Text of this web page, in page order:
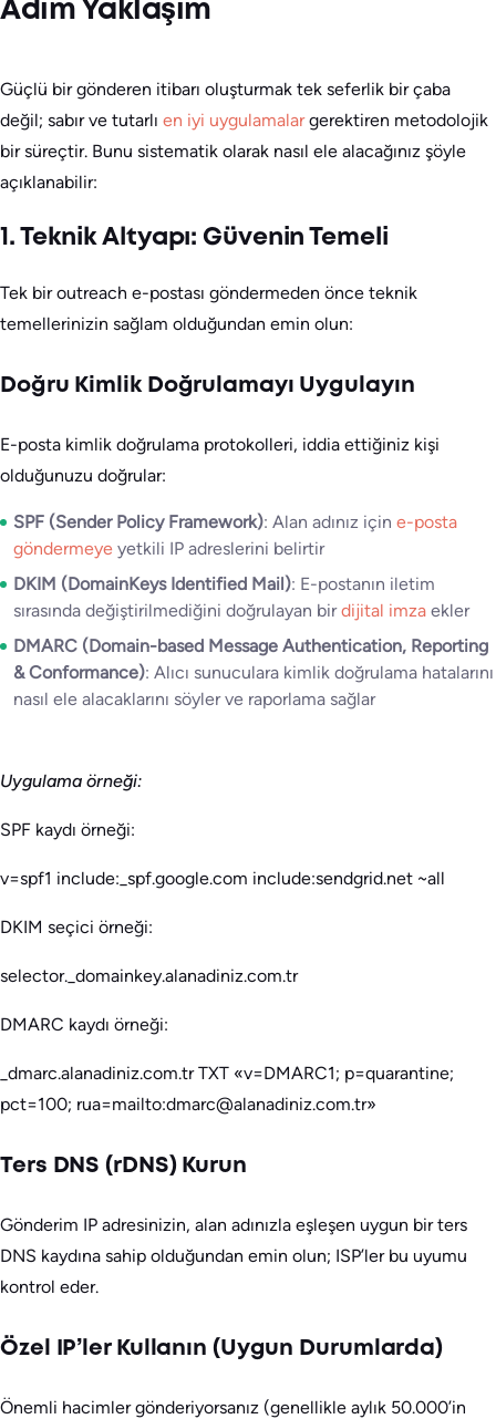
Adım Yaklaşım
Güçlü bir gönderen itibarı oluşturmak tek seferlik bir çaba
değil; sabır ve tutarlı en iyi uygulamalargerektiren metodolojik
bir süreçtir. Bunu sistematik olarak nasıl ele alacağınız şöyle
açıklanabilir:
1. Teknik Altyapı: Güvenin Temeli
Tek bir outreach e-postası göndermeden önce teknik
temellerinizin sağlam olduğundan emin olun:
Doğru Kimlik Doğrulamayı Uygulayın
E-posta kimlik doğrulama protokolleri, iddia ettiğiniz kişi
olduğunuzu doğrular:
SPF (Sender Policy Framework): Alan adınız için e-posta
göndermeye yetkili IP adreslerini belirtir
DKIM (DomainKeys Identified Mail): E-postanın iletim
sırasında değiştirilmediğini doğrulayan birdijital imza ekler
DMARC (Domain-based Message Authentication, Reporting
& Conformance): Alıcı sunuculara kimlik doğrulama hatalarını
nasıl ele alacaklarını söyler ve raporlama sağlar
Uygulama örneği:
SPF kaydı örneği:
v=spf1 include:_spf.google.com include:sendgrid.net ~all
DKIM seçici örneği:
selector._domainkey.alanadiniz.com.tr
DMARC kaydı örneği:
_dmarc.alanadiniz.com.tr TXT «v=DMARC1; p=quarantine;
pct=100; rua=mailto:dmarc@alanadiniz.com.tr»
Ters DNS (rDNS) Kurun
Gönderim IP adresinizin, alan adınızla eşleşen uygun bir ters
DNS kaydına sahip olduğundan emin olun; ISP’ler bu uyumu
kontrol eder.
Özel IP’ler Kullanın (Uygun Durumlarda)
Önemli hacimler gönderiyorsanız (genellikle aylık 50.000’in